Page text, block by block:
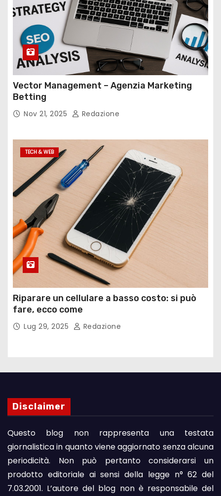
Vector Management – Agenzia Marketing
Betting
Nov 21, 2025 Redazione
TECH & WEB
Riparare un cellulare a basso costo: si può
fare, ecco come
Lug 29, 2025 Redazione
Disclaimer
Questo blog non rappresenta una testata
giornalistica in quanto viene aggiornato senza alcuna
periodicità. Non può pertanto considerarsi un
prodotto editoriale ai sensi della legge n° 62 del
7.03.2001. L’autore del blog non è responsabile del